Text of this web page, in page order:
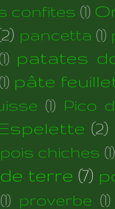
confites (1)
pancetta (1)
patates
pâte
(1) Pico
(2)
pois chiches (1)
terre (7)
(1) proverbe (1)